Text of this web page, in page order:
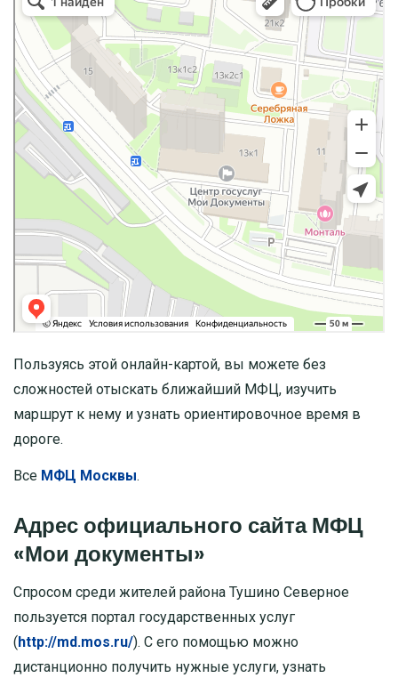
Пользуясь этой онлайн-картой, вы можете без
сложностей отыскать ближайший МФЦ, изучить
маршрут к нему и узнать ориентировочное время в
дороге.
Все МФЦ Москвы.
Адрес официального сайта МФЦ
«Мои документы»
Спросом среди жителей района Тушино Северное
пользуется портал государственных услуг
( http://md.mos.ru/). С его помощью можно
дистанционно получить нужные услуги, узнать